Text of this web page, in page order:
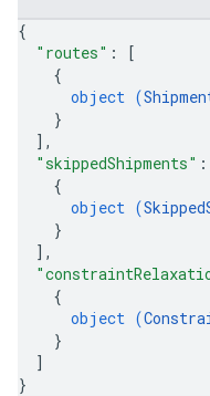
{
"routes" :
[
{
object (
}
] ,
"skippedShipments" :
{
object (
}
] ,
{
object (
}
]
}